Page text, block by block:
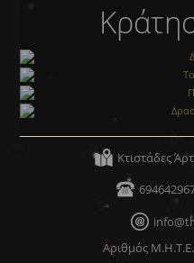
Κτιστάδες
Αριθμός